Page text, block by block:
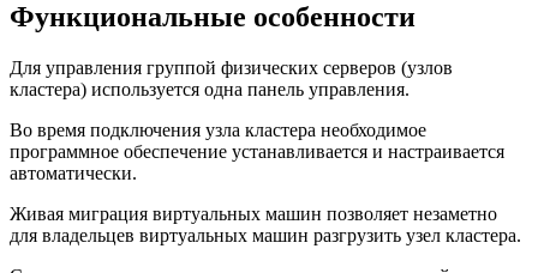
Функциональные особенности
Для управления группой физических серверов (узлов
кластера) используется одна панель управления.
Во время подключения узла кластера необходимое
программное обеспечение устанавливается и настраивается
автоматически.
Живая миграция виртуальных машин позволяет незаметно
для владельцев виртуальных машин разгрузить узел кластера.